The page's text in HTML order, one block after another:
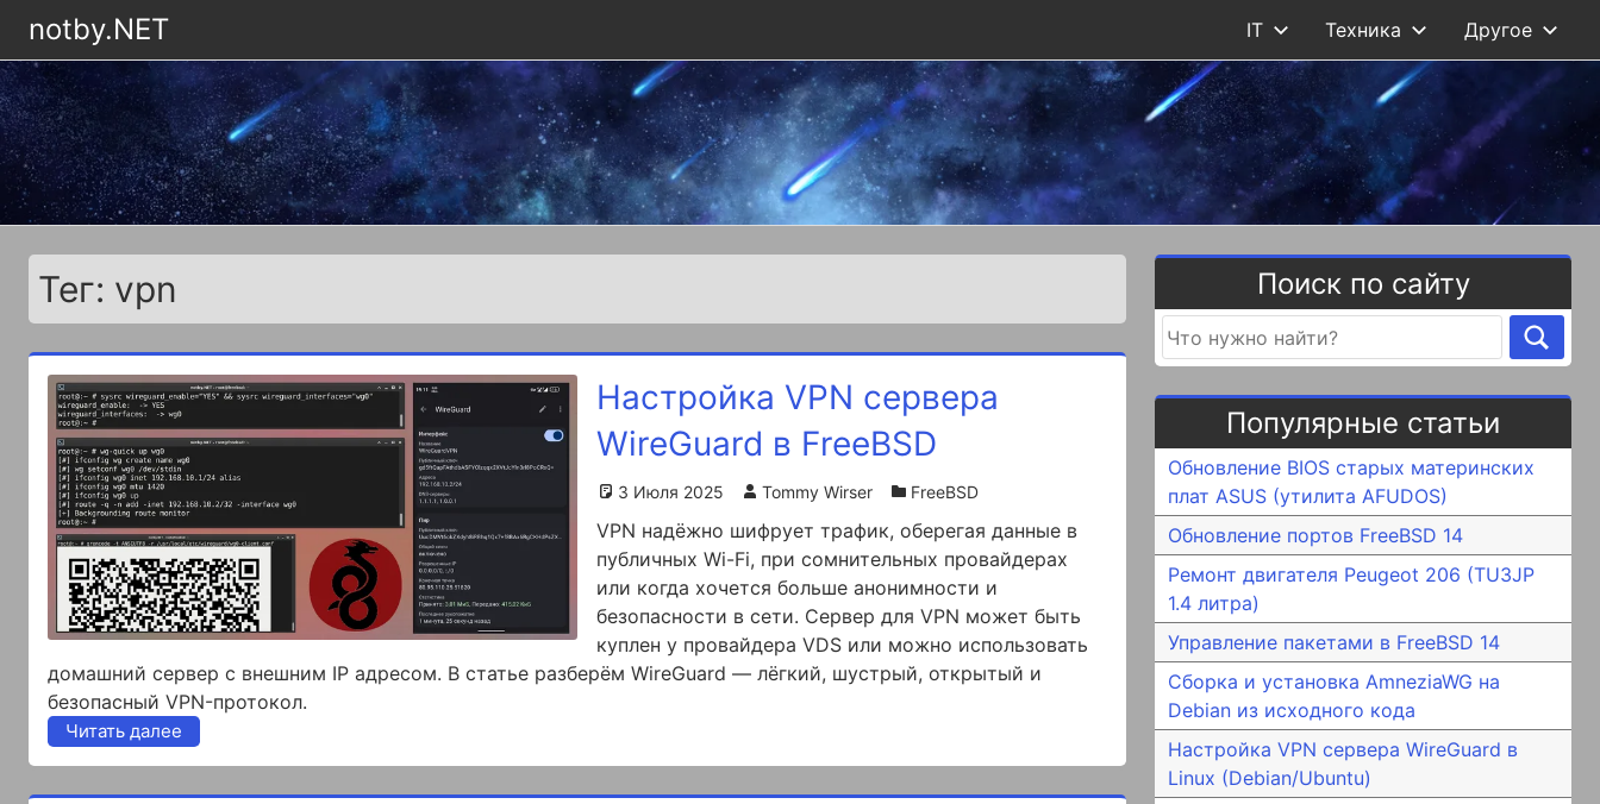
notby.NET IT Техника Другое
Тег: vpn
Настройка VPN сервера
WireGuard в FreeBSD
3 Июля 2025 Tommy Wirser FreeBSD
VPN надёжно шифрует трафик, оберегая данные в
публичных Wi-Fi, при сомнительных провайдерах
или когда хочется больше анонимности и
безопасности в сети. Сервер для VPN может быть
куплен у провайдера VDS или можно использовать
домашний сервер с внешним IP адресом. В статье разберём WireGuard — лёгкий, шустрый, открытый и
безопасный VPN-протокол.
Читать далее
Поиск по сайту
Популярные статьи
Обновление BIOS старых материнских
плат ASUS (утилита AFUDOS)
Обновление портов FreeBSD 14
Ремонт двигателя Peugeot 206 (TU3JP
1.4 литра)
Управление пакетами в FreeBSD 14
Сборка и установка AmneziaWG на
Debian из исходного кода
Настройка VPN сервера WireGuard в
Linux (Debian/Ubuntu)